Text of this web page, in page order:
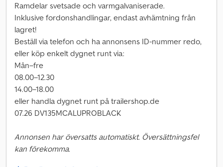
Ramdelar svetsade och varmgalvaniserade.
Inklusive fordonshandlingar, endast avhämtning från
lagret!
Beställ via telefon och ha annonsens ID-nummer redo,
eller köp enkelt dygnet runt via:
Mån–fre
08.00–12.30
14.00–18.00
eller handla dygnet runt på trailershop.de
07.26 DV135MCALUPROBLACK
Annonsen har översatts automatiskt. Översättningsfel
kan förekomma.